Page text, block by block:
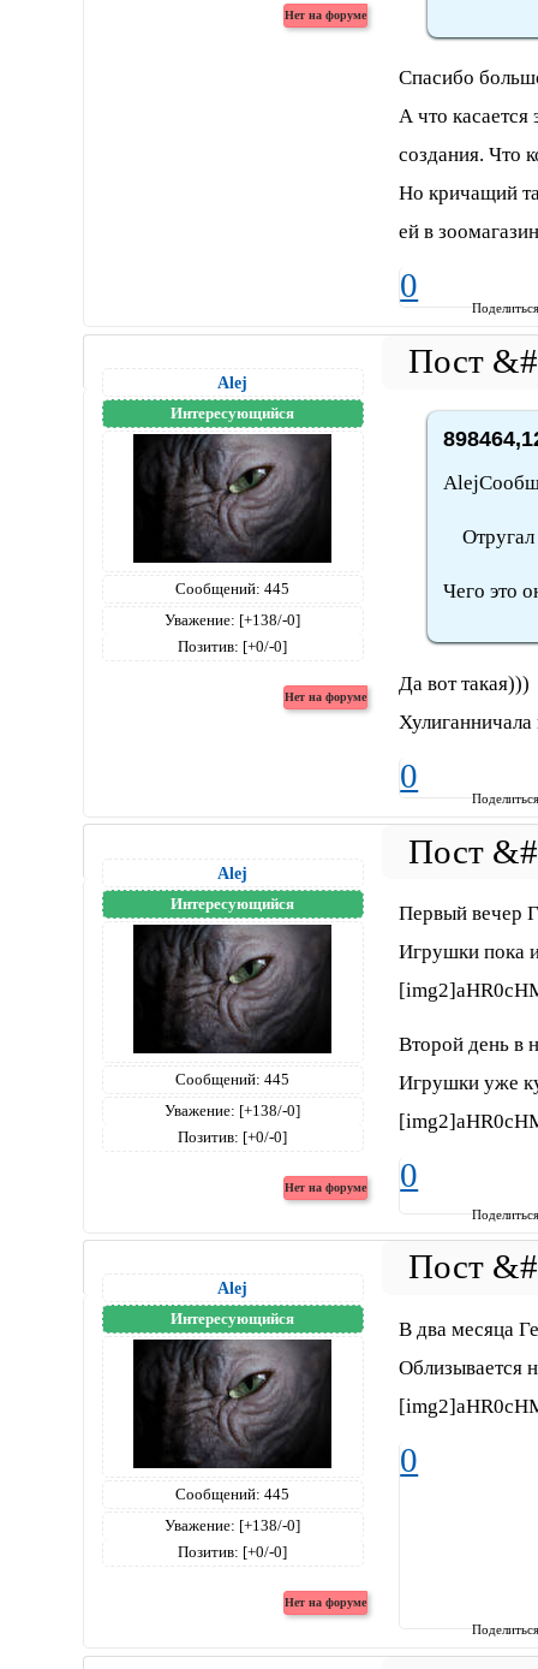
Спасибо
А что касается
создания. Что
Но кричащий
ей в
0
Alej
Интересующийся
Сообщений: 445
Уважение: [+138/-0]
Позитив: [+0/-0]
Отругал
Чего это
Да вот такая)))
0
Alej
Интересующийся
Сообщений: 445
Уважение: [+138/-0]
Позитив: [+0/-0]
Первый вечер
Игрушки пока
Второй день в
Игрушки уже
0
Alej
Интересующийся
Сообщений: 445
Уважение: [+138/-0]
Позитив: [+0/-0]
В два месяца
Облизывается
0